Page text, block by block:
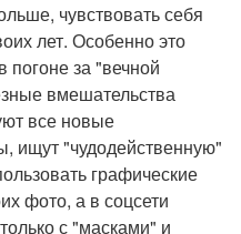
чувствовать себя
лет. Особенно это
за "вечной
вмешательства
все новые
ищут "чудодейственную"
графические
фото, а в соцсети
с "масками" и